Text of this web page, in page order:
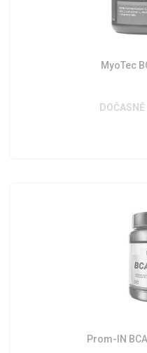
MyoTec
Prom-IN